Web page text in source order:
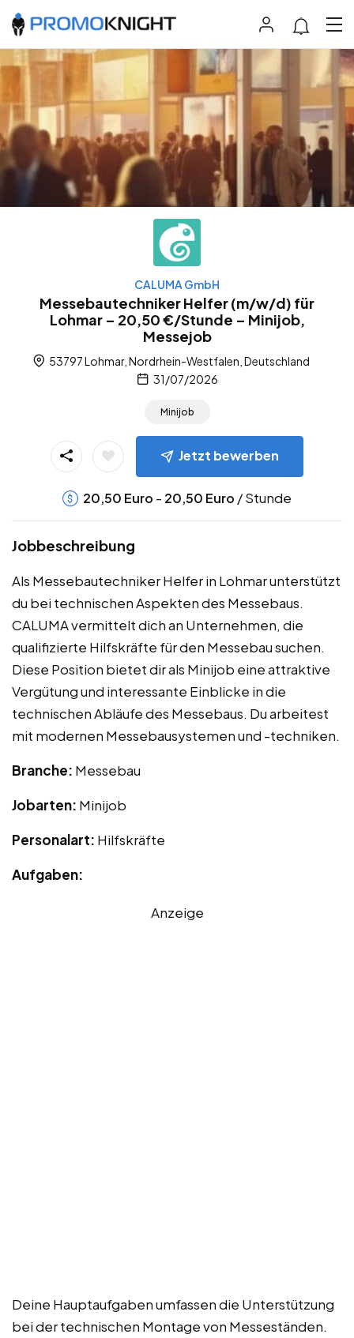
CALUMA GmbH
Messebautechniker Helfer (m/w/d) für
Lohmar – 20,50 €/Stunde – Minijob,
Messejob
53797 Lohmar, Nordrhein-Westfalen, Deutschland
31/07/2026
Minijob
Jetzt bewerben
20,50 Euro - 20,50 Euro / Stunde
Jobbeschreibung
Als Messebautechniker Helfer in Lohmar unterstützt
du bei technischen Aspekten des Messebaus.
CALUMA vermittelt dich an Unternehmen, die
qualifizierte Hilfskräfte für den Messebau suchen.
Diese Position bietet dir als Minijob eine attraktive
Vergütung und interessante Einblicke in die
technischen Abläufe des Messebaus. Du arbeitest
mit modernen Messebausystemen und -techniken.
Branche: Messebau
Jobarten: Minijob
Personalart: Hilfskräfte
Aufgaben:
Anzeige
Deine Hauptaufgaben umfassen die Unterstützung
bei der technischen Montage von Messeständen.